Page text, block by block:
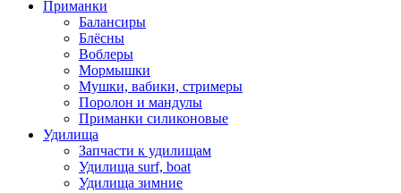
Приманки
Балансиры
Блёсны
Воблеры
Мормышки
Мушки, вабики, стримеры
Поролон и мандулы
Приманки силиконовые
Удилища
Запчасти к удилищам
Удилища surf, boat
Удилища зимние